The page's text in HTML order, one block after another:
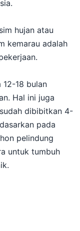
hujan atau
kemarau adalah
12-18 bulan
Hal ini juga
dibibitkan 4-
pada
pelindung
untuk tumbuh